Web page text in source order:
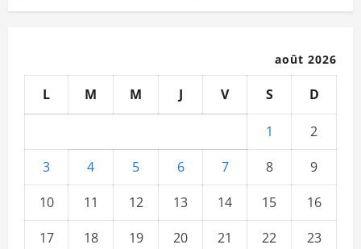
août 2026
L M M J V S D
1
2
3
4 5 6 7 8
9
10
11 12 13 14 15
16
17
18 19 20 21 22
23